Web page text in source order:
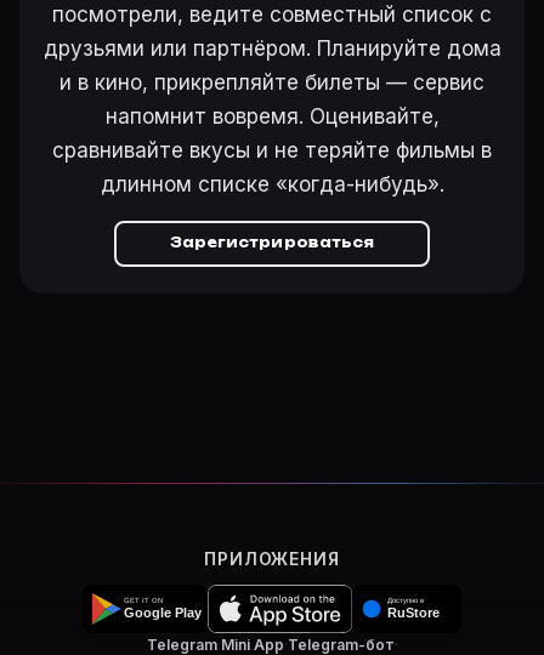
посмотрели, ведите совместный список с
друзьями или партнёром. Планируйте дома
и в кино, прикрепляйте билеты — сервис
напомнит вовремя. Оценивайте,
сравнивайте вкусы и не теряйте фильмы в
длинном списке «когда-нибудь».
Зарегистрироваться
ПРИЛОЖЕНИЯ
Telegram Mini App·Telegram-бот·